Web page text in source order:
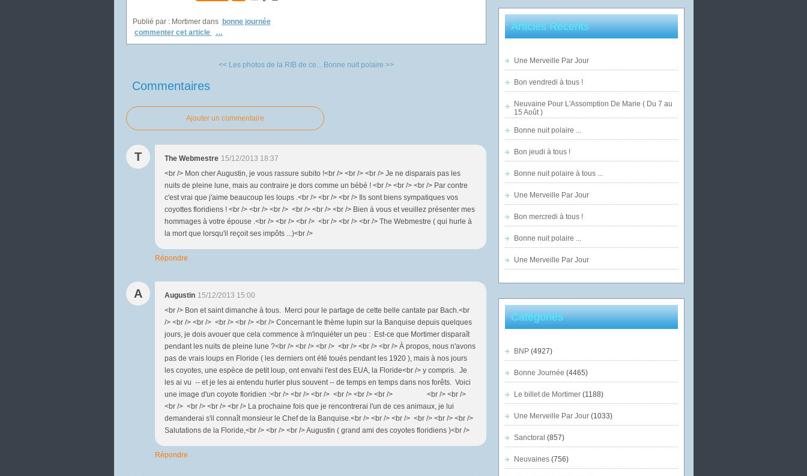
Publié par : Mortimer dans bonne journée
commenter cet article
…
<< Les photos de la RIB de ce... Bonne nuit polaire >>
Commentaires
Ajouter un commentaire
T The Webmestre 15/12/2013 18:37
<br /> Mon cher Augustin, je vous rassure subito !<br /> <br /> <br /> Je ne disparais pas les
nuits de pleine lune, mais au contraire je dors comme un bébé ! <br /> <br /> <br /> Par contre
c'est vrai que j'aime beaucoup les loups .<br /> <br /> <br /> Ils sont biens sympatiques vos
coyottes floridiens ! <br /> <br /> <br /> <br /> <br /> <br /> Bien à vous et veuillez présenter mes
hommages à votre épouse .<br /> <br /> <br /> <br /> <br /> <br /> The Webmestre ( qui hurle à
la mort que lorsqu'il reçoit ses impôts ...)<br />
Répondre
A Augustin 15/12/2013 15:00
<br /> Bon et saint dimanche à tous. Merci pour le partage de cette belle cantate par Bach.<br
/> <br /> <br /> <br /> <br /> <br /> Concernant le thème lupin sur la Banquise depuis quelques
jours, je dois avouer que cela commence à m'inquiéter un peu : Est-ce que Mortimer disparaît
pendant les nuits de pleine lune ?<br /> <br /> <br /> <br /> <br /> <br /> À propos, nous n'avons
pas de vrais loups en Floride ( les derniers ont été toués pendant les 1920 ), mais à nos jours
les coyotes, une espèce de petit loup, ont envahi l'est des EUA, la Floride<br /> y compris. Je
les ai vu -- et je les ai entendu hurler plus souvent -- de temps en temps dans nos forêts. Voici
une image d'un coyote floridien :<br /> <br /> <br /> <br /> <br /> <br /> <br /> <br />
<br /> <br /> <br /> <br /> La prochaine fois que je rencontrerai l'un de ces animaux, je lui
demanderai s'il connaît monsieur le Chef de la Banquise.<br /> <br /> <br /> <br /> <br /> <br />
Salutations de la Floride,<br /> <br /> <br /> Augustin ( grand ami des coyotes floridiens )<br />
Répondre
Articles Récents
Une Merveille Par Jour
Bon vendredi à tous !
Neuvaine Pour L'Assomption De Marie ( Du 7 au
15 Août )
Bonne nuit polaire ...
Bon jeudi à tous !
Bonne nuit polaire à tous ...
Une Merveille Par Jour
Bon mercredi à tous !
Bonne nuit polaire ...
Une Merveille Par Jour
Catégories
BNP(4927)
Bonne Journée (4465)
Le billet de Mortimer(1188)
Une Merveille Par Jour(1033)
Sanctoral (857)
Neuvaines(756)